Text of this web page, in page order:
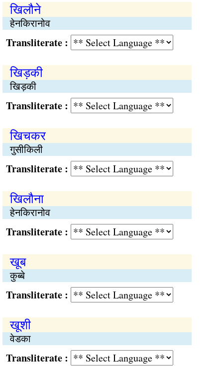
खिलौने
हेनकिरानोव
:
खिड़की
खिड़की
:
खिचकर
गुसीकिली
:
खिलौना
हेनकिरानोव
:
खूब
कुब्बे
:
खूशी
वेडका
: